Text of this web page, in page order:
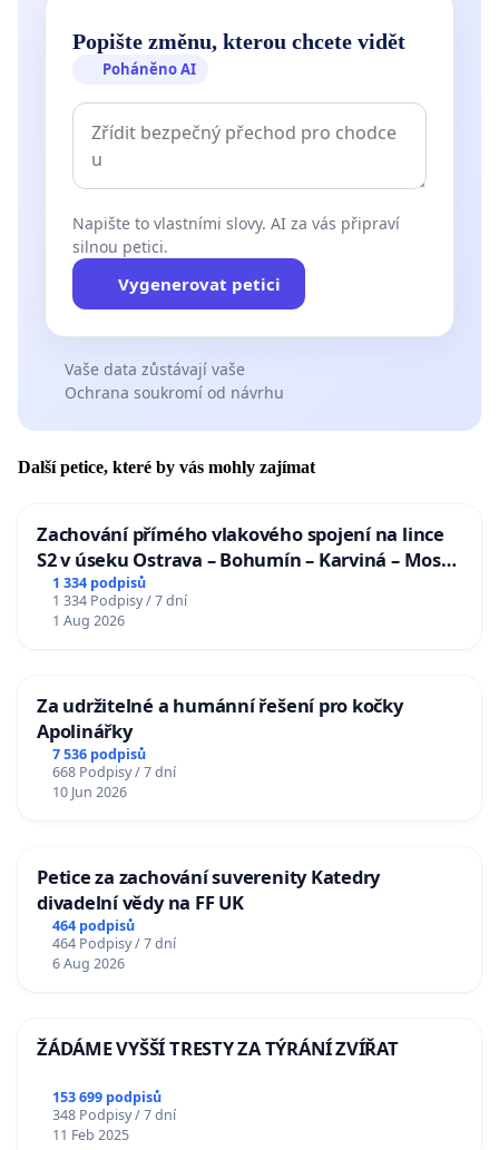
Popište změnu, kterou chcete vidět
Poháněno AI
Napište to vlastními slovy. AI za vás připraví
silnou petici.
Vygenerovat petici
Vaše data zůstávají vaše
Ochrana soukromí od návrhu
Další petice, které by vás mohly zajímat
Zachování přímého vlakového spojení na lince
S2 v úseku Ostrava – Bohumín – Karviná – Mosty
u Jablunkova
1 334 podpisů
1 334 Podpisy / 7 dní
1 Aug 2026
Za udržitelné a humánní řešení pro kočky
Apolinářky
7 536 podpisů
668 Podpisy / 7 dní
10 Jun 2026
Petice za zachování suverenity Katedry
divadelní vědy na FF UK
464 podpisů
464 Podpisy / 7 dní
6 Aug 2026
ŽÁDÁME VYŠŠÍ TRESTY ZA TÝRÁNÍ ZVÍŘAT
153 699 podpisů
348 Podpisy / 7 dní
11 Feb 2025